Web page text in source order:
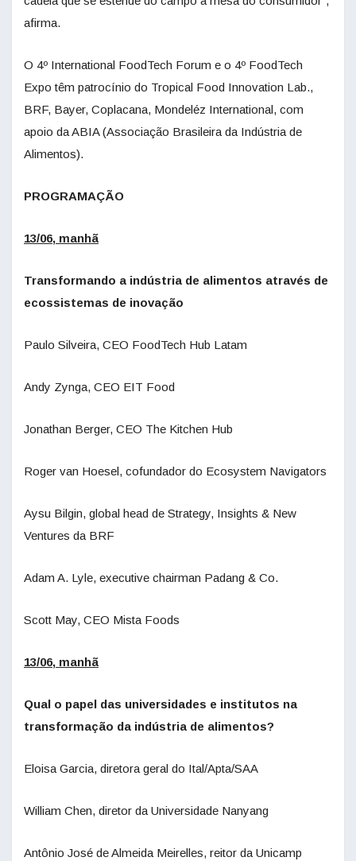
afirma.
O 4º International FoodTech Forum e o 4º FoodTech
Expo têm patrocínio do Tropical Food Innovation Lab.,
BRF, Bayer, Coplacana, Mondeléz International, com
apoio da ABIA (Associação Brasileira da Indústria de
Alimentos).
PROGRAMAÇÃO
13/06, manhã
Transformando a indústria de alimentos através de
ecossistemas de inovação
Paulo Silveira, CEO FoodTech Hub Latam
Andy Zynga, CEO EIT Food
Jonathan Berger, CEO The Kitchen Hub
Roger van Hoesel, cofundador do Ecosystem Navigators
Aysu Bilgin, global head de Strategy, Insights & New
Ventures da BRF
Adam A. Lyle, executive chairman Padang & Co.
Scott May, CEO Mista Foods
13/06, manhã
Qual o papel das universidades e institutos na
transformação da indústria de alimentos?
Eloisa Garcia, diretora geral do Ital/Apta/SAA
William Chen, diretor da Universidade Nanyang
Antônio José de Almeida Meirelles, reitor da Unicamp